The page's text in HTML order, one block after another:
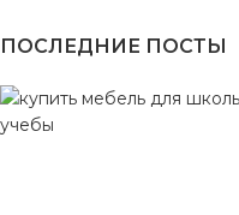
ПОСЛЕДНИЕ ПОСТЫ